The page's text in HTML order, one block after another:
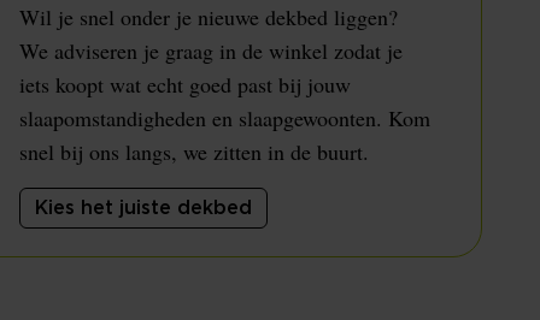
Wil je snel onder je nieuwe dekbed liggen?
We adviseren je graag in de winkel zodat je
iets koopt wat echt goed past bij jouw
slaapomstandigheden en slaapgewoonten. Kom
snel bij ons langs, we zitten in de buurt.
Kies het juiste dekbed